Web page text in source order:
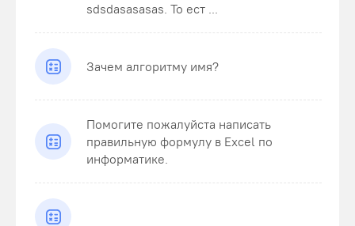
sdsdasasasas. То ест ...
Зачем алгоритму имя?
Помогите пожалуйста написать
правильную формулу в Excel по
информатике.